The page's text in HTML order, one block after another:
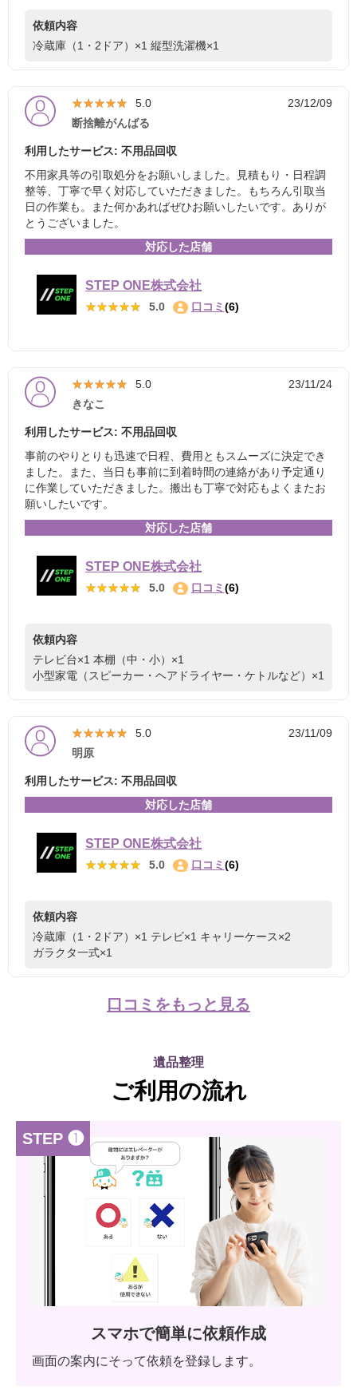
依頼内容
冷蔵庫（1・2ドア）×1 縦型洗濯機×1
★★★★★
★★★★★ 5.0
23/12/09
断捨離がんばる
利用したサービス: 不用品回収
不用家具等の引取処分をお願いしました。見積もり・日程調
整等、丁寧で早く対応していただきました。もちろん引取当
日の作業も。また何かあればぜひお願いしたいです。ありが
とうございました。
対応した店舗
STEP ONE株式会社
★★★★★
★★★★★ 5.0 口コミ (6)
★★★★★
★★★★★ 5.0
23/11/24
きなこ
利用したサービス: 不用品回収
事前のやりとりも迅速で日程、費用ともスムーズに決定でき
ました。また、当日も事前に到着時間の連絡があり予定通り
に作業していただきました。搬出も丁寧で対応もよくまたお
願いしたいです。
対応した店舗
STEP ONE株式会社
★★★★★
★★★★★ 5.0 口コミ (6)
依頼内容
テレビ台×1 本棚（中・小）×1
小型家電（スピーカー・ヘアドライヤー・ケトルなど）×1
★★★★★
★★★★★ 5.0
23/11/09
明原
利用したサービス: 不用品回収
対応した店舗
STEP ONE株式会社
★★★★★
★★★★★ 5.0 口コミ (6)
依頼内容
冷蔵庫（1・2ドア）×1 テレビ×1 キャリーケース×2
ガラクタ一式×1
口コミをもっと見る
遺品整理
ご利用の流れ
STEP ❶
スマホで簡単に依頼作成
画面の案内にそって依頼を登録します。